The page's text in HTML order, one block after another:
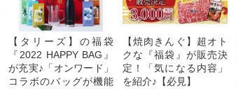
【タリーズ】の福袋
『2022 HAPPY BAG』
が充実♪「オンワード」
コラボのバッグが機能
【焼肉きんぐ】超オト
クな『福袋』が販売決
定！「気になる内容」
を紹介♪【必見】